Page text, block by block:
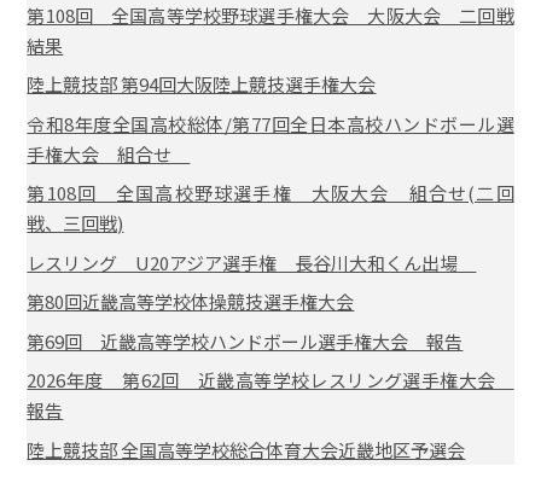
第108回 全国高等学校野球選手権大会 大阪大会 二回戦
結果
陸上競技部 第94回大阪陸上競技選手権大会
令和8年度全国高校総体/第77回全日本高校ハンドボール選
手権大会 組合せ
第108回 全国高校野球選手権 大阪大会 組合せ(二回
戦、三回戦)
レスリング U20アジア選手権 長谷川大和くん出場
第80回近畿高等学校体操競技選手権大会
第69回 近畿高等学校ハンドボール選手権大会 報告
2026年度 第62回 近畿高等学校レスリング選手権大会
報告
陸上競技部 全国高等学校総合体育大会近畿地区予選会